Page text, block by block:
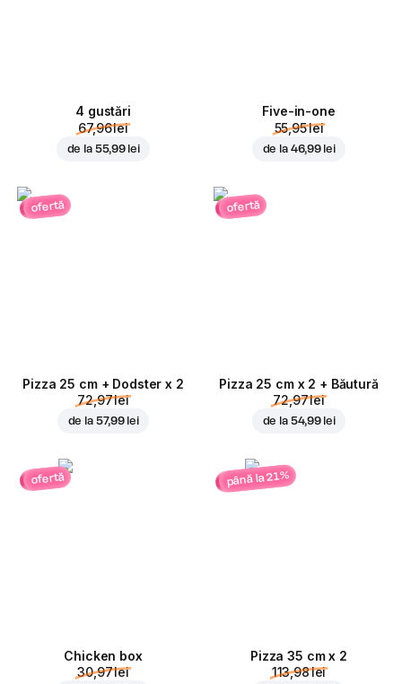
4 gustări
67,96 lei
de la 55,99 lei
Five-in-one
55,95 lei
de la 46,99 lei
ofertă
Pizza 25 cm + Dodster x 2
72,97 lei
de la 57,99 lei
ofertă
Pizza 25 cm x 2 + Băutură
72,97 lei
de la 54,99 lei
ofertă
Chicken box
30,97 lei
până la 21%
Pizza 35 cm x 2
113,98 lei